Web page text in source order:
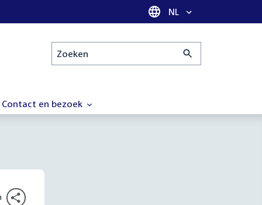
Taal selectie
NL
Zoeken
Contact en bezoek